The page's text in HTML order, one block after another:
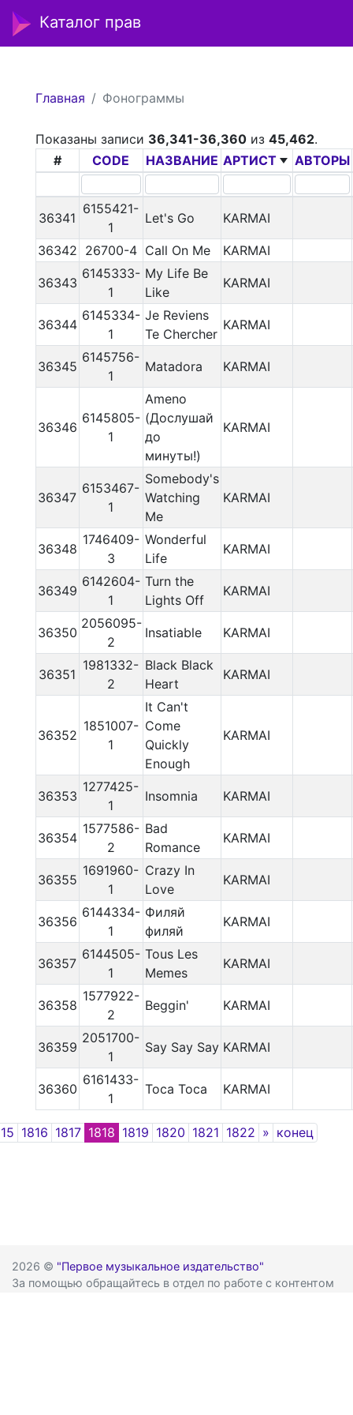
Каталог прав
Главная Фонограммы
Показаны записи 36,341-36,360из 45,462.
#
CODE НАЗВАНИЕ АРТИСТ АВТОРЫ
36341
6155421-
1
Let's Go KARMAI
36342 26700-4 Call On Me KARMAI
36343
6145333-
1
My Life Be
Like
KARMAI
36344
6145334-
1
Je Reviens
Te Chercher
KARMAI
36345
6145756-
1
Matadora KARMAI
36346
6145805-
1
Ameno
(Дослушай
до
минуты!)
KARMAI
36347
6153467-
1
Somebody's
Watching
Me
KARMAI
36348
1746409-
3
Wonderful
Life
KARMAI
36349
6142604-
1
Turn the
Lights Off
KARMAI
36350
2056095-
2
Insatiable KARMAI
36351
1981332-
2
Black Black
Heart
KARMAI
36352
1851007-
1
It Can't
Come
Quickly
Enough
KARMAI
36353
1277425-
1
Insomnia KARMAI
36354
1577586-
2
Bad
Romance
KARMAI
36355
1691960-
1
Crazy In
Love
KARMAI
36356
6144334-
1
Филяй
филяй
KARMAI
36357
6144505-
1
Tous Les
Memes
KARMAI
36358
1577922-
2
Beggin' KARMAI
36359
2051700-
1
Say Say Say KARMAI
36360
6161433-
1
Toca Toca KARMAI
1816 1817 1818 1819 1820 1821 1822 » Next
конец
2026 © "Первое музыкальное издательство"
За помощью обращайтесь в отдел по работе с контентом